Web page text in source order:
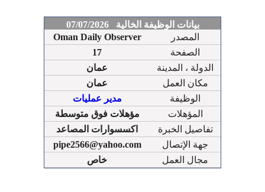
بيانات الوظيفة الخالية 07/07/2026
Oman Daily Observer
المصدر
17
الصفحة
عمان
الدولة ، المدينة
عمان
مكان العمل
مدير عمليات
الوظيفة
مؤهلات فوق متوسطة
المؤهلات
اكسسوارات المصاعد
تفاصيل الخبرة
pipe2566@yahoo.com
جهة الإتصال
خاص
مجال العمل